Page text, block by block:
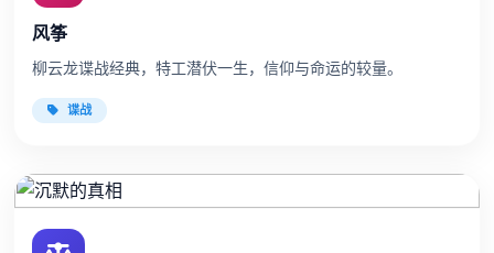
风筝
柳云龙谍战经典，特工潜伏一生，信仰与命运的较量。
谍战